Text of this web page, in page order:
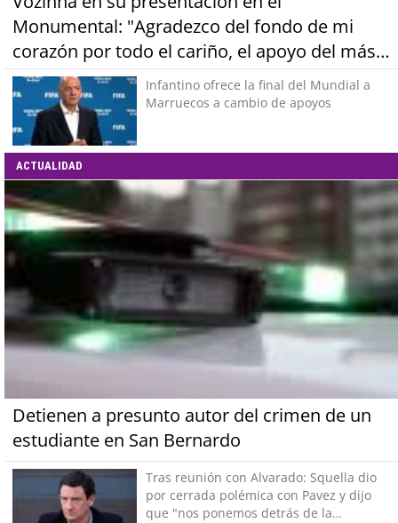
Monumental: "Agradezco del fondo de mi
corazón por todo el cariño, el apoyo del más
grande de Chile"Infantino ofrece la final del Mundial a
Marruecos a cambio de apoyos
ACTUALIDAD
Detienen a presunto autor del crimen de un
estudiante en San Bernardo
Tras reunión con Alvarado: Squella dio
por cerrada polémica con Pavez y dijo
que "nos ponemos detrás de la